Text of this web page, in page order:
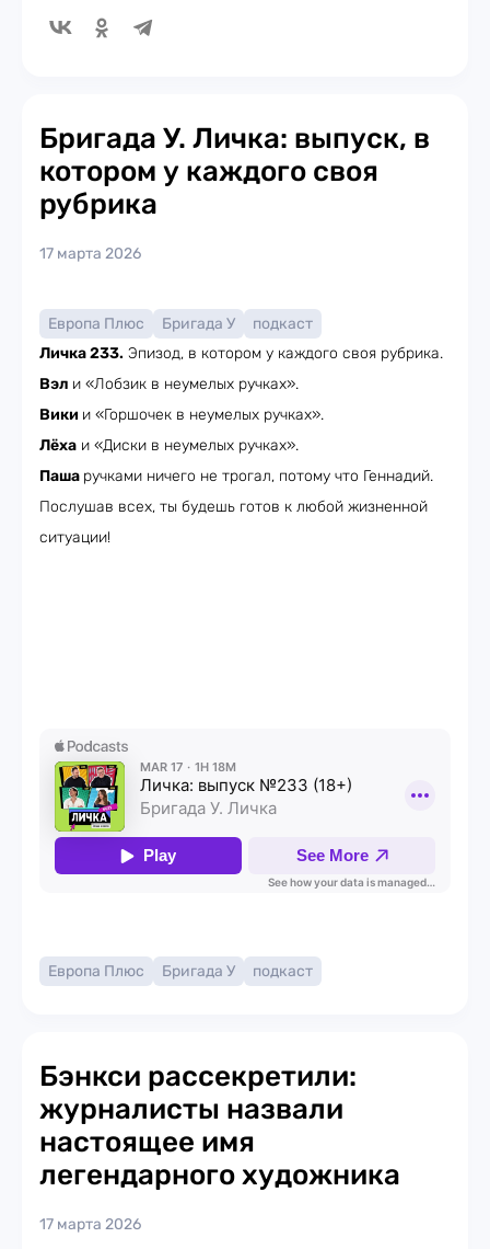
Бригада У. Личка: выпуск, в
котором у каждого своя
рубрика
17 марта 2026
Европа Плюс Бригада У
подкаст
Личка 233. Эпизод, в котором у каждого своя рубрика.
Вэл и «Лобзик в неумелых ручках».
Вики и «Горшочек в неумелых ручках».
Лёха и «Диски в неумелых ручках».
Паша ручками ничего не трогал, потому что Геннадий.
Послушав всех, ты будешь готов к любой жизненной
ситуации!
Европа Плюс Бригада У подкаст
Бэнкси рассекретили:
журналисты назвали
настоящее имя
легендарного художника
17 марта 2026